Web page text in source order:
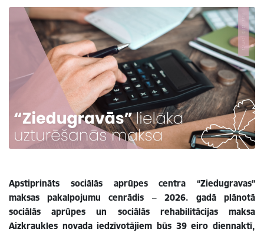
Apstiprināts sociālās aprūpes centra “Ziedugravas”
maksas pakalpojumu cenrādis ‒ 2026. gadā plānotā
sociālās aprūpes un sociālās rehabilitācijas maksa
Aizkraukles novada iedzīvotājiem būs 39 eiro diennaktī,